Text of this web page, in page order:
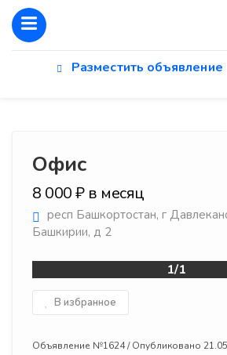
Разместить объявление
Офис
8 000 ₽ в месяц
респ Башкортостан, г
Башкирии, д 2
1/1
В избранное
Объявление №1624 / Опубликовано